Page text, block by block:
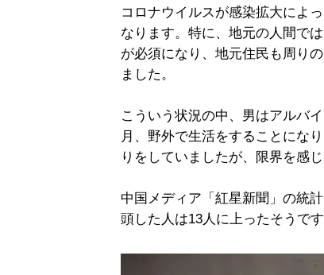
コロナウイルスが感染拡大によ
なります。特に、地元の人間で
が必須になり、地元住民も周り
ました。
こういう状況の中、男はアルバ
月、野外で生活をすることにな
りをしていましたが、限界を感
中国メディア「紅星新聞」の統
頭した人は13人に上ったそうです